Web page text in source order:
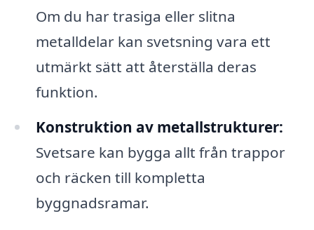
Om du har trasiga eller slitna
metalldelar kan svetsning vara ett
utmärkt sätt att återställa deras
funktion.
Konstruktion av metallstrukturer:
Svetsare kan bygga allt från trappor
och räcken till kompletta
byggnadsramar.